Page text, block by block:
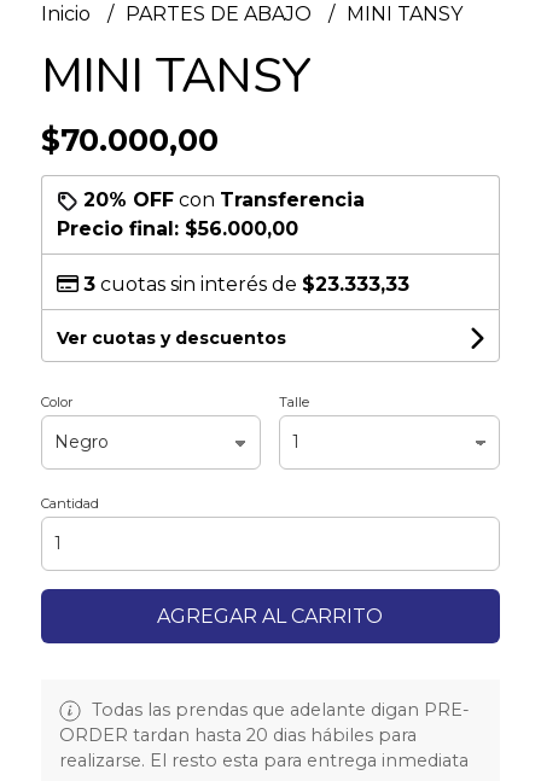
Inicio PARTES DE ABAJO MINI TANSY
MINI TANSY
$70.000,00
20% OFFcon Transferencia
Precio final: $56.000,00
3cuotas sin interés de $23.333,33
Ver cuotas y descuentos
Color Talle
Cantidad
AGREGAR AL CARRITO
Todas las prendas que adelante digan PRE-
ORDER tardan hasta 20 dias hábiles para
realizarse. El resto esta para entrega inmediata